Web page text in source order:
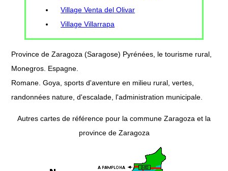
Village Venta del Olivar
Village Villarrapa
Province de Zaragoza (Saragose) Pyrénées, le tourisme rural,
Monegros. Espagne.
Romane. Goya, sports d'aventure en milieu rural, vertes,
randonnées nature, d'escalade, l'administration municipale.
Autres cartes de référence pour la commune Zaragoza et la
province de Zaragoza